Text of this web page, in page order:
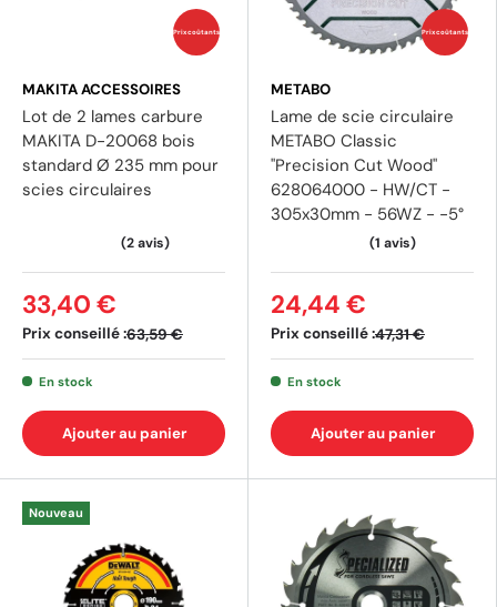
(3 avis)
Prix coûtants
MAKITA ACCESSOIRES
Lot de 2 lames carbure
MAKITA D-20068 bois
standard Ø 235 mm pour
scies circulaires
Prix conseillé :63,59 €
33,40 €
En stock
Ajouter au panier
Prix coûtants
METABO
Lame de scie circulaire
METABO Classic
"Precision Cut Wood"
628064000 - HW/CT -
305x30mm - 56WZ - -5°
Prix conseillé :47,31 €
24,44 €
En stock
Ajouter au panier
Nouveau